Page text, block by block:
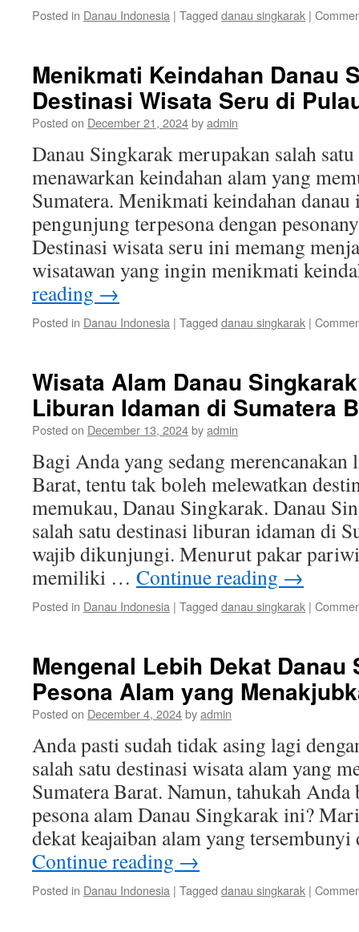
Posted in Danau Indonesia | Tagged danau singkarak |
Menikmati Keindahan Danau
Destinasi Wisata Seru di
Posted on December 21, 2024byadmin
Danau Singkarak merupakan salah
menawarkan keindahan alam yang
Sumatera. Menikmati keindahan
pengunjung terpesona dengan
Destinasi wisata seru ini memang
wisatawan yang ingin menikmati
reading →
Posted in Danau Indonesia | Tagged danau singkarak |
Wisata Alam Danau
Liburan Idaman di Sumatera
Posted on December 13, 2024byadmin
Bagi Anda yang sedang
Barat, tentu tak boleh melewatkan
memukau, Danau Singkarak. Danau
salah satu destinasi liburan idaman di
wajib dikunjungi. Menurut pakar
memiliki … Continue reading →
Posted in Danau Indonesia | Tagged danau singkarak |
Mengenal Lebih Dekat Danau
Pesona Alam yang
Posted on December 4, 2024byadmin
Anda pasti sudah tidak asing lagi
salah satu destinasi wisata alam yang
Sumatera Barat. Namun, tahukah Anda
pesona alam Danau Singkarak ini?
dekat keajaiban alam yang
Continue reading →
Posted in Danau Indonesia | Tagged danau singkarak |